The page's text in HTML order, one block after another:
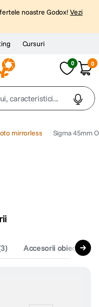
noastre Godox! Vezi
Cursuri
0 0
mirrorless Sigma 45mm
3) Accesorii obiective